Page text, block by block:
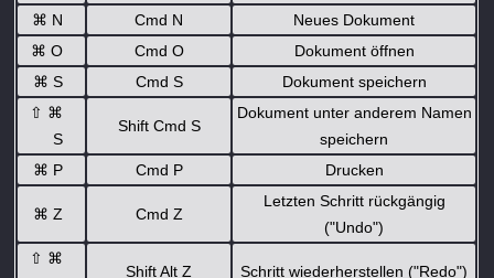
⌘ N Cmd N
Neues Dokument
⌘ O Cmd O
Dokument öffnen
⌘ S Cmd S
Dokument speichern
⇧ ⌘
S
Shift Cmd S
Dokument unter anderem Namen
speichern
⌘ P Cmd P Drucken
⌘ Z Cmd Z
Letzten Schritt rückgängig
("Undo")
⇧ ⌘
Shift Alt Z Schritt wiederherstellen ("Redo")